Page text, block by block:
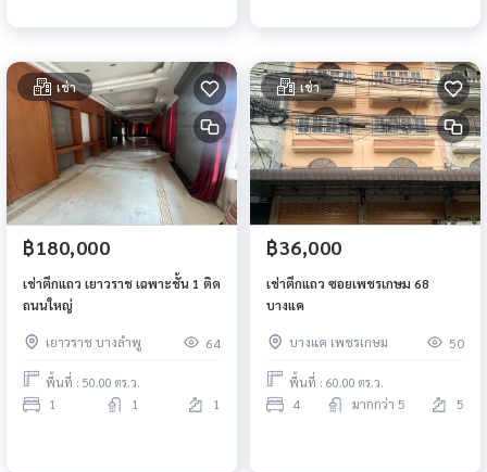
เช่า
฿180,000
เช่าตึกแถว เยาวราช เฉพาะชั้น 1 ติด
ถนนใหญ่
เยาวราช บางลำพู 64
พื้นที่ : 50.00 ตร.ว.
1 1 1
เช่า
฿36,000
เช่าตึกแถว ซอยเพชรเกษม 68
บางแค
บางแค เพชรเกษม 50
พื้นที่ : 60.00 ตร.ว.
4 มากกว่า 5 5